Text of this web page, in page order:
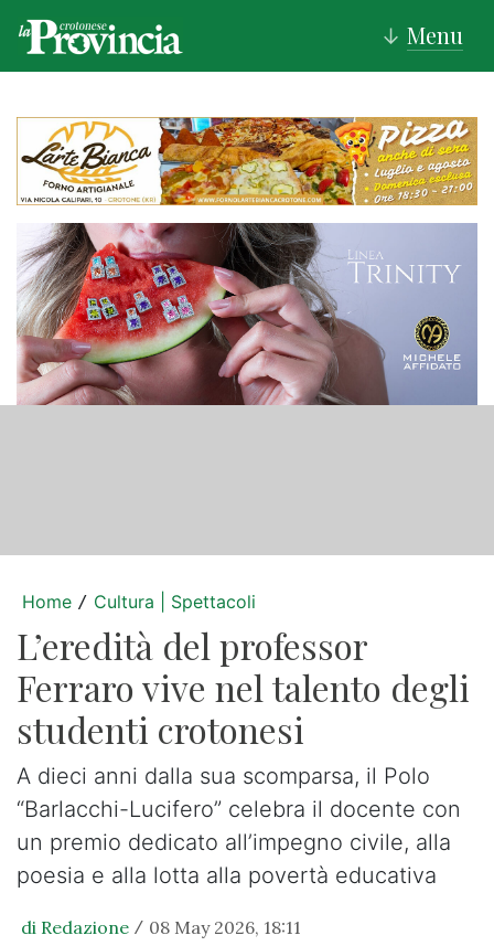
↓ Menu
Home / Cultura | Spettacoli
L’eredità del professor
Ferraro vive nel talento degli
studenti crotonesi
A dieci anni dalla sua scomparsa, il Polo
“Barlacchi-Lucifero” celebra il docente con
un premio dedicato all’impegno civile, alla
poesia e alla lotta alla povertà educativa
di Redazione / 08 May 2026, 18:11